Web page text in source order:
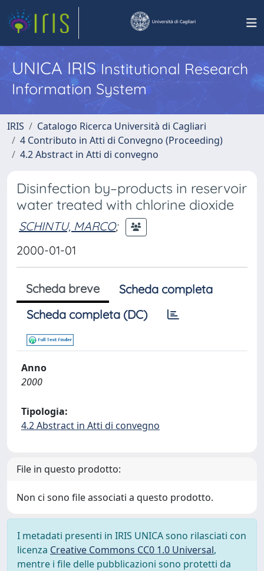
UNICA IRISInstitutional Research
Information System
IRIS
Catalogo Ricerca Università di Cagliari
4 Contributo in Atti di Convegno (Proceeding)
4.2 Abstract in Atti di convegno
Disinfection by–products in reservoir
water treated with chlorine dioxide
SCHINTU, MARCO;
2000-01-01
Scheda breve
Scheda completa
Scheda completa (DC)
Anno
2000
Tipologia:
4.2 Abstract in Atti di convegno
File in questo prodotto:
Non ci sono file associati a questo prodotto.
I metadati presenti in IRIS UNICA sono rilasciati con
licenza Creative Commons CC0 1.0 Universal,
mentre i file delle pubblicazioni sono protetti da